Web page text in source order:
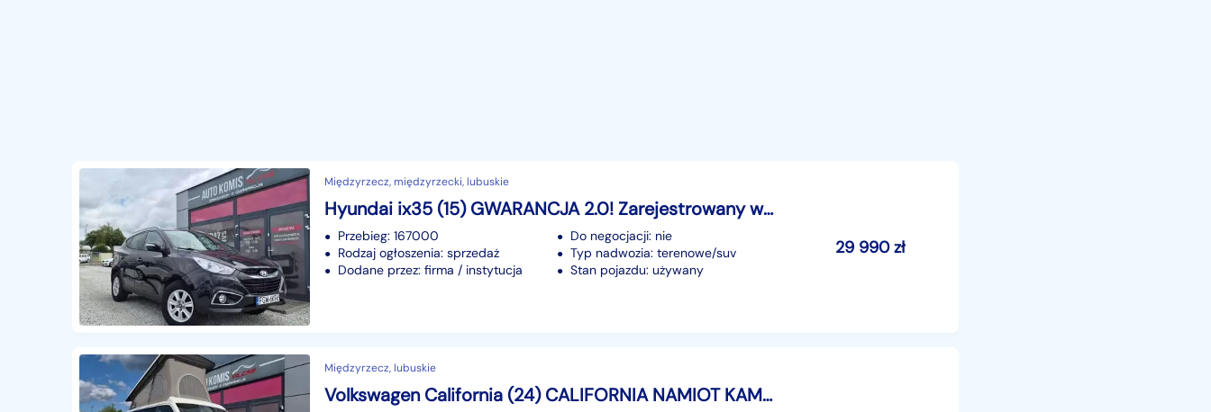
Międzyrzecz, międzyrzecki, lubuskie
Hyundai ix35 (15) GWARANCJA 2.0! Zarejestrowany w PL Możliwa zamiana RATY
Przebieg: 167000
Rodzaj ogłoszenia: sprzedaż
Dodane przez: firma / instytucja
Do negocjacji: nie
Typ nadwozia: terenowe/suv
Stan pojazdu: używany
29 990zł
Międzyrzecz, lubuskie
Volkswagen California (24) CALIFORNIA NAMIOT KAMPER MOŻLIWA ZAMIANA RATY